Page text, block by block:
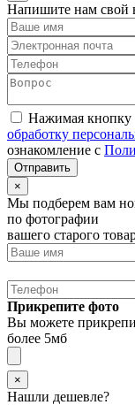
Напишите нам свой
Нажимая кнопку
обработку
ознакомление с
×
Мы подберем вам
по фотографии
вашего старого
Прикрепите фото
Вы можете
более 5мб
×
Нашли дешевле?